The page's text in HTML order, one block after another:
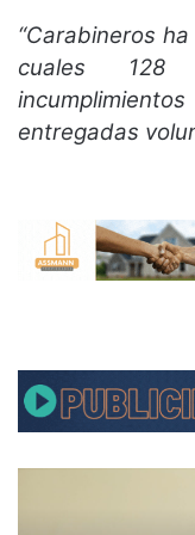
“Carabineros
cuales 128
entregadas